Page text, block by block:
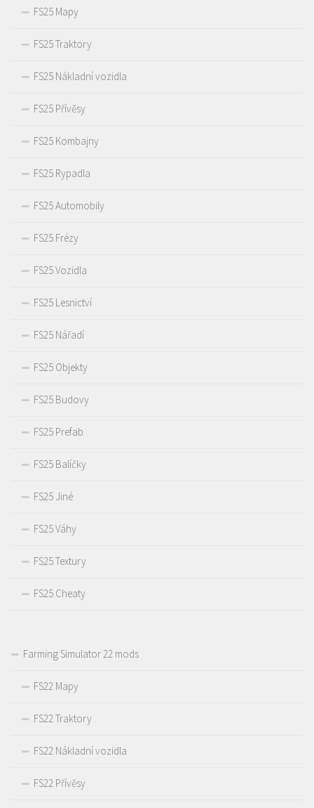
FS25 Mapy
FS25 Traktory
FS25 Nákladní vozidla
FS25 Přívěsy
FS25 Kombajny
FS25 Rypadla
FS25 Automobily
FS25 Frézy
FS25 Vozidla
FS25 Lesnictví
FS25 Nářadí
FS25 Objekty
FS25 Budovy
FS25 Prefab
FS25 Balíčky
FS25 Jiné
FS25 Váhy
FS25 Textury
FS25 Cheaty
Farming Simulator 22 mods
FS22 Mapy
FS22 Traktory
FS22 Nákladní vozidla
FS22 Přívěsy